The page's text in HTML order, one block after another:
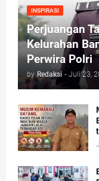
INSPIRASI
Perjuangan
Kelurahan
Perwira Polri
by Redaksi - Juli 23,